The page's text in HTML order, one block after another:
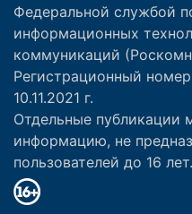
Федеральной службой
информационных
коммуникаций
Регистрационный
10.11.2021 г.
Отдельные публикации
информацию, не
пользователей до 16 лет.